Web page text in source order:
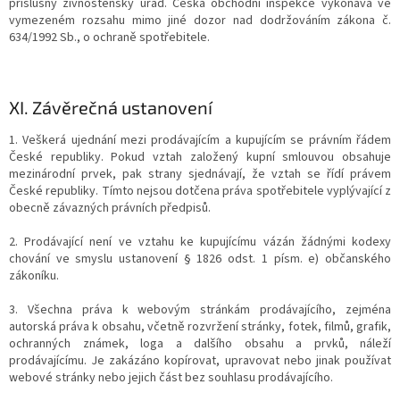
příslušný živnostenský úřad. Česká obchodní inspekce vykonává ve
vymezeném rozsahu mimo jiné dozor nad dodržováním zákona č.
634/1992 Sb., o ochraně spotřebitele.
XI. Závěrečná ustanovení
1. Veškerá ujednání mezi prodávajícím a kupujícím se právním řádem
České republiky. Pokud vztah založený kupní smlouvou obsahuje
mezinárodní prvek, pak strany sjednávají, že vztah se řídí právem
České republiky. Tímto nejsou dotčena práva spotřebitele vyplývající z
obecně závazných právních předpisů.
2. Prodávající není ve vztahu ke kupujícímu vázán žádnými kodexy
chování ve smyslu ustanovení § 1826 odst. 1 písm. e) občanského
zákoníku.
3. Všechna práva k webovým stránkám prodávajícího, zejména
autorská práva k obsahu, včetně rozvržení stránky, fotek, filmů, grafik,
ochranných známek, loga a dalšího obsahu a prvků, náleží
prodávajícímu. Je zakázáno kopírovat, upravovat nebo jinak používat
webové stránky nebo jejich část bez souhlasu prodávajícího.